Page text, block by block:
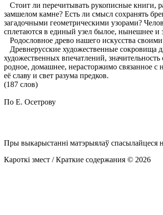
Стоит ли перечитывать рукописные книги,
замшелом камне? Есть ли смысл сохранять
загадочными геометрическими узорами?
сплетаются в единый узел былое, нынешнее и
Родословное древо нашего искусства
Древнерусские художественные сокровища
художественных впечатлений,
родное, домашнее, нерасторжимо связанное с
её славу и свет разума предков.
(187 слов)
По Е. Осетрову
Пры выкарыстанні матэрыялаў спасылайцеся
Кароткі змест / Краткие содержания © 2026